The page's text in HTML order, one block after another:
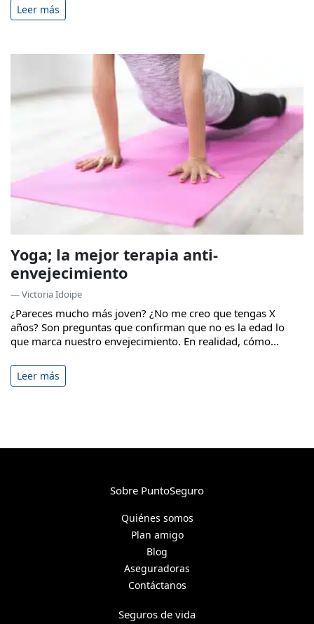
Leer más
Yoga; la mejor terapia anti-
envejecimiento
— Victoria Idoipe
¿Pareces mucho más joven? ¿No me creo que tengas X
años? Son preguntas que confirman que no es la edad lo
que marca nuestro envejecimiento. En realidad, cómo...
Leer más
Sobre PuntoSeguro
Quiénes somos
Plan amigo
Blog
Aseguradoras
Contáctanos
Seguros de vida